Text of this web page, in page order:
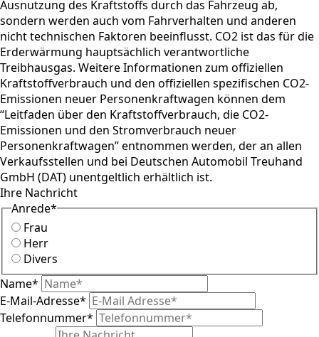
Ausnutzung des Kraftstoffs durch das Fahrzeug ab,
sondern werden auch vom Fahrverhalten und anderen
nicht technischen Faktoren beeinflusst. CO2 ist das für die
Erderwärmung hauptsächlich verantwortliche
Treibhausgas. Weitere Informationen zum offiziellen
Kraftstoffverbrauch und den offiziellen spezifischen CO2-
Emissionen neuer Personenkraftwagen können dem
“Leitfaden über den Kraftstoffverbrauch, die CO2-
Emissionen und den Stromverbrauch neuer
Personenkraftwagen” entnommen werden, der an allen
Verkaufsstellen und bei Deutschen Automobil Treuhand
GmbH (DAT) unentgeltlich erhältlich ist.
Ihre Nachricht
Anrede*
Frau
Herr
Divers
Name*
E-Mail-Adresse*
Telefonnummer*